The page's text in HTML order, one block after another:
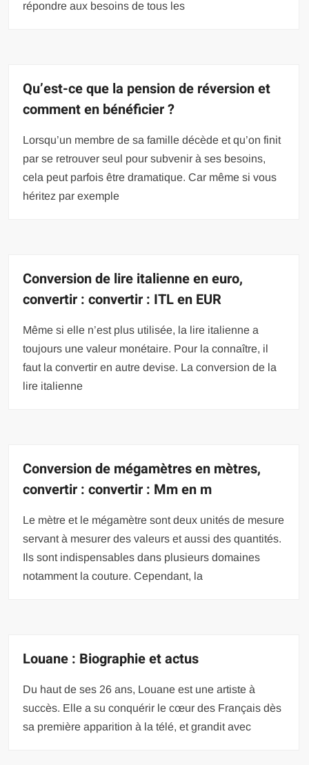
répondre aux besoins de tous les
Qu’est-ce que la pension de réversion et
comment en bénéficier ?
Lorsqu’un membre de sa famille décède et qu’on finit
par se retrouver seul pour subvenir à ses besoins,
cela peut parfois être dramatique. Car même si vous
héritez par exemple
Conversion de lire italienne en euro,
convertir : convertir : ITL en EUR
Même si elle n’est plus utilisée, la lire italienne a
toujours une valeur monétaire. Pour la connaître, il
faut la convertir en autre devise. La conversion de la
lire italienne
Conversion de mégamètres en mètres,
convertir : convertir : Mm en m
Le mètre et le mégamètre sont deux unités de mesure
servant à mesurer des valeurs et aussi des quantités.
Ils sont indispensables dans plusieurs domaines
notamment la couture. Cependant, la
Louane : Biographie et actus
Du haut de ses 26 ans, Louane est une artiste à
succès. Elle a su conquérir le cœur des Français dès
sa première apparition à la télé, et grandit avec